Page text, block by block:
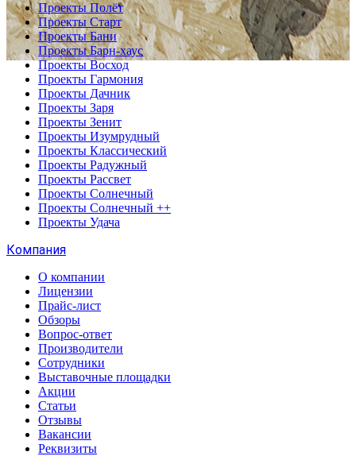
Проекты Полёт
Проекты Старт
Проекты Бани
Проекты Барн-хаус
Проекты Восход
Проекты Гармония
Проекты Дачник
Проекты Заря
Проекты Зенит
Проекты Изумрудный
Проекты Классический
Проекты Радужный
Проекты Рассвет
Проекты Солнечный
Проекты Солнечный ++
Проекты Удача
Компания
О компании
Лицензии
Прайс-лист
Обзоры
Вопрос-ответ
Производители
Сотрудники
Выставочные площадки
Акции
Статьи
Отзывы
Вакансии
Реквизиты